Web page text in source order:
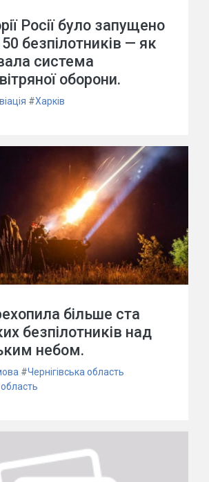
Росії було запущено
безпілотників — як
система
оборони.
#Харків
більше ста
безпілотників над
небом.
#Чернігівська область